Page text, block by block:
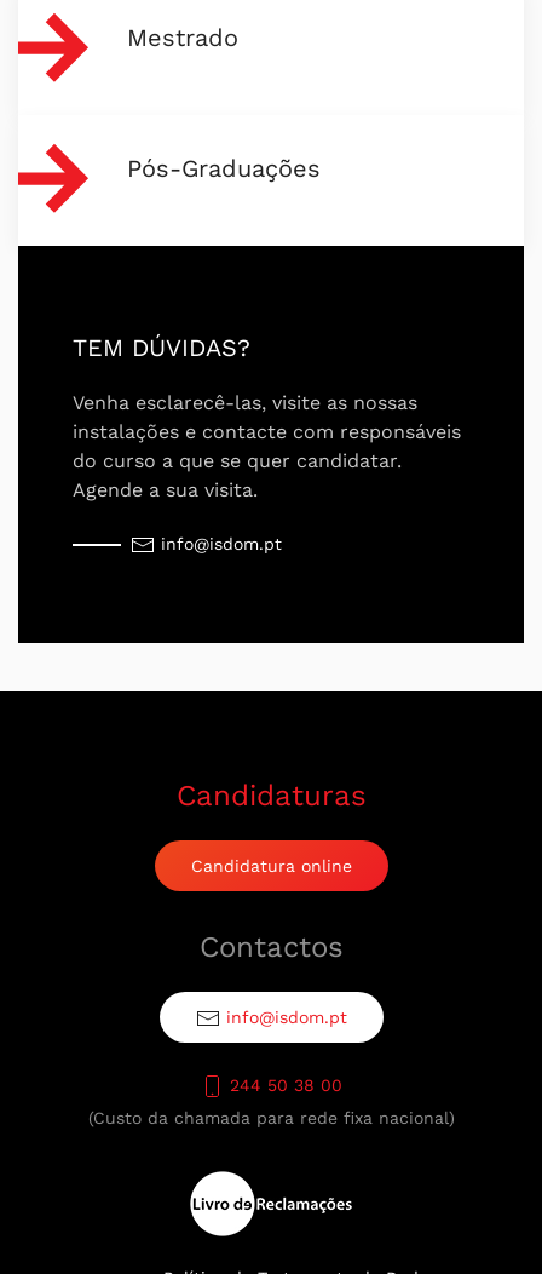
Mestrado
Pós-Graduações
TEM DÚVIDAS?
Venha esclarecê-las, visite as nossas
instalações e contacte com responsáveis
do curso a que se quer candidatar.
Agende a sua visita.
info@isdom.pt
Candidaturas
Candidatura online
Contactos
info@isdom.pt
244 50 38 00
(Custo da chamada para rede fixa nacional)